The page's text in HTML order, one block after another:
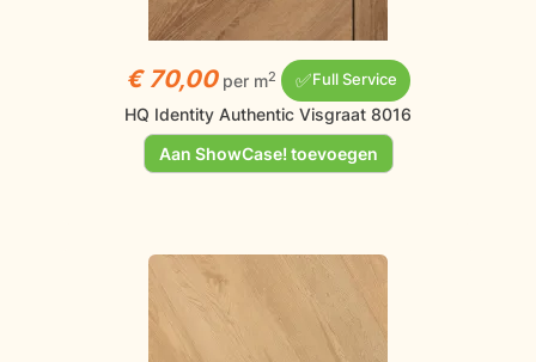
€ 70,00 per m2 ✅Full Service
HQ Identity Authentic Visgraat 8016
Aan ShowCase! toevoegen